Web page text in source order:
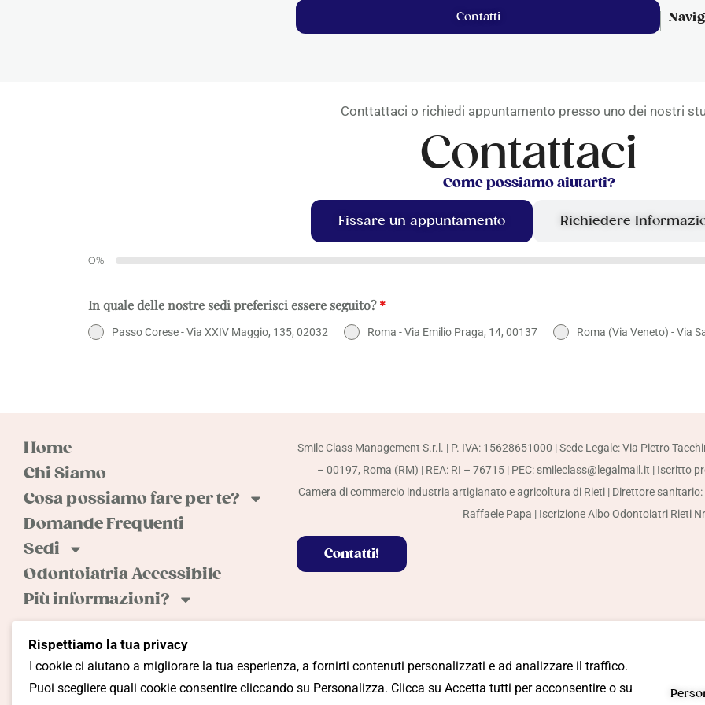
Contatti
Conttattaci o richiedi appuntamento presso uno dei nostri
Contattaci
Come possiamo aiutarti?
Fissare un appuntamento Richiedere
0%
In quale delle nostre sedi preferisci essere seguito?*
Passo Corese - Via XXIV Maggio, 135, 02032 Roma - Via Emilio Praga, 14, 00137 Roma (Via Veneto) - Via
Home
Chi Siamo
Cosa possiamo fare per te?
Domande Frequenti
Sedi
Odontoiatria Accessibile
Più informazioni?
Smile Class Management S.r.l. | P. IVA: 15628651000 | Sede Legale: Via Pietro
– 00197, Roma (RM) | REA: RI – 76715 | PEC: smileclass@legalmail.it | Iscritto
Camera di commercio industria artigianato e agricoltura di Rieti | Direttore
Raffaele Papa | Iscrizione Albo Odontoiatri Rieti
Contatti!
Cookie Policy Privacy Policy Termini e Condizioni
Rispettiamo la tua privacy
I cookie ci aiutano a migliorare la tua esperienza, a fornirti contenuti personalizzati e ad analizzare il traffico.
Puoi scegliere quali cookie consentire cliccando su Personalizza. Clicca su Accetta tutti per acconsentire o su